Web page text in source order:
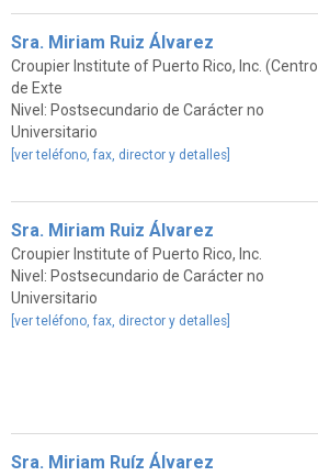
Sra. Miriam Ruiz Álvarez
Croupier Institute of Puerto Rico, Inc. (Centro
de Exte
Nivel: Postsecundario de Carácter no
Universitario
[ver teléfono, fax, director y detalles]
Sra. Miriam Ruiz Álvarez
Croupier Institute of Puerto Rico, Inc.
Nivel: Postsecundario de Carácter no
Universitario
[ver teléfono, fax, director y detalles]
Sra. Miriam Ruíz Álvarez